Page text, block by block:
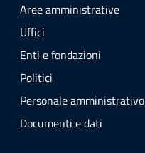
Aree amministrative
Uffici
Enti e fondazioni
Politici
Personale amministrativo
Documenti e dati